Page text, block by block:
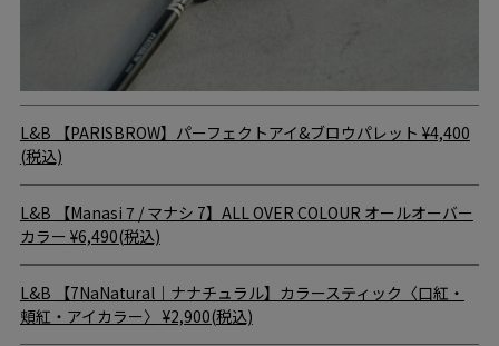
L&B 【PARISBROW】パーフェクトアイ&ブロウパレット ¥4,400
(税込)
L&B
【Manasi 7 / マナシ 7】ALL OVER COLOUR オールオーバー
カラー ¥6,490(税込)
L&B
【7NaNatural｜ナナチュラル】カラースティック〈口紅・
頬紅・アイカラー〉 ¥2,900(税込)